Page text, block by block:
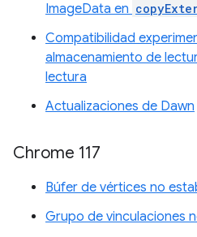
ImageData en
Compatibilidad
almacenamiento de
lectura
Actualizaciones de Dawn
Chrome 117
Búfer de vértices no
Grupo de vinculaciones